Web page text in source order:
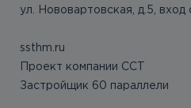
ул. Нововартовская, д.5,
ssthm.ru
Проект компании ССТ
Застройщик 60 параллели